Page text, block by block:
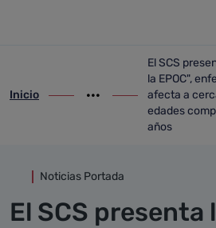
ir-a inicio
Inicio
Mostrar opciones
ir-a El SCS
El SCS
la EPOC",
afecta a
edades
años
Noticias Portada
El SCS presenta